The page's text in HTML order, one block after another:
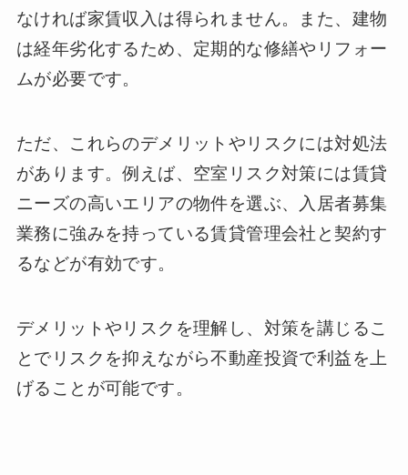
なければ家賃収入は得られません。また、建物
は経年劣化するため、定期的な修繕やリフォー
ムが必要です。
ただ、これらのデメリットやリスクには対処法
があります。例えば、空室リスク対策には賃貸
ニーズの高いエリアの物件を選ぶ、入居者募集
業務に強みを持っている賃貸管理会社と契約す
るなどが有効です。
デメリットやリスクを理解し、対策を講じるこ
とでリスクを抑えながら不動産投資で利益を上
げることが可能です。